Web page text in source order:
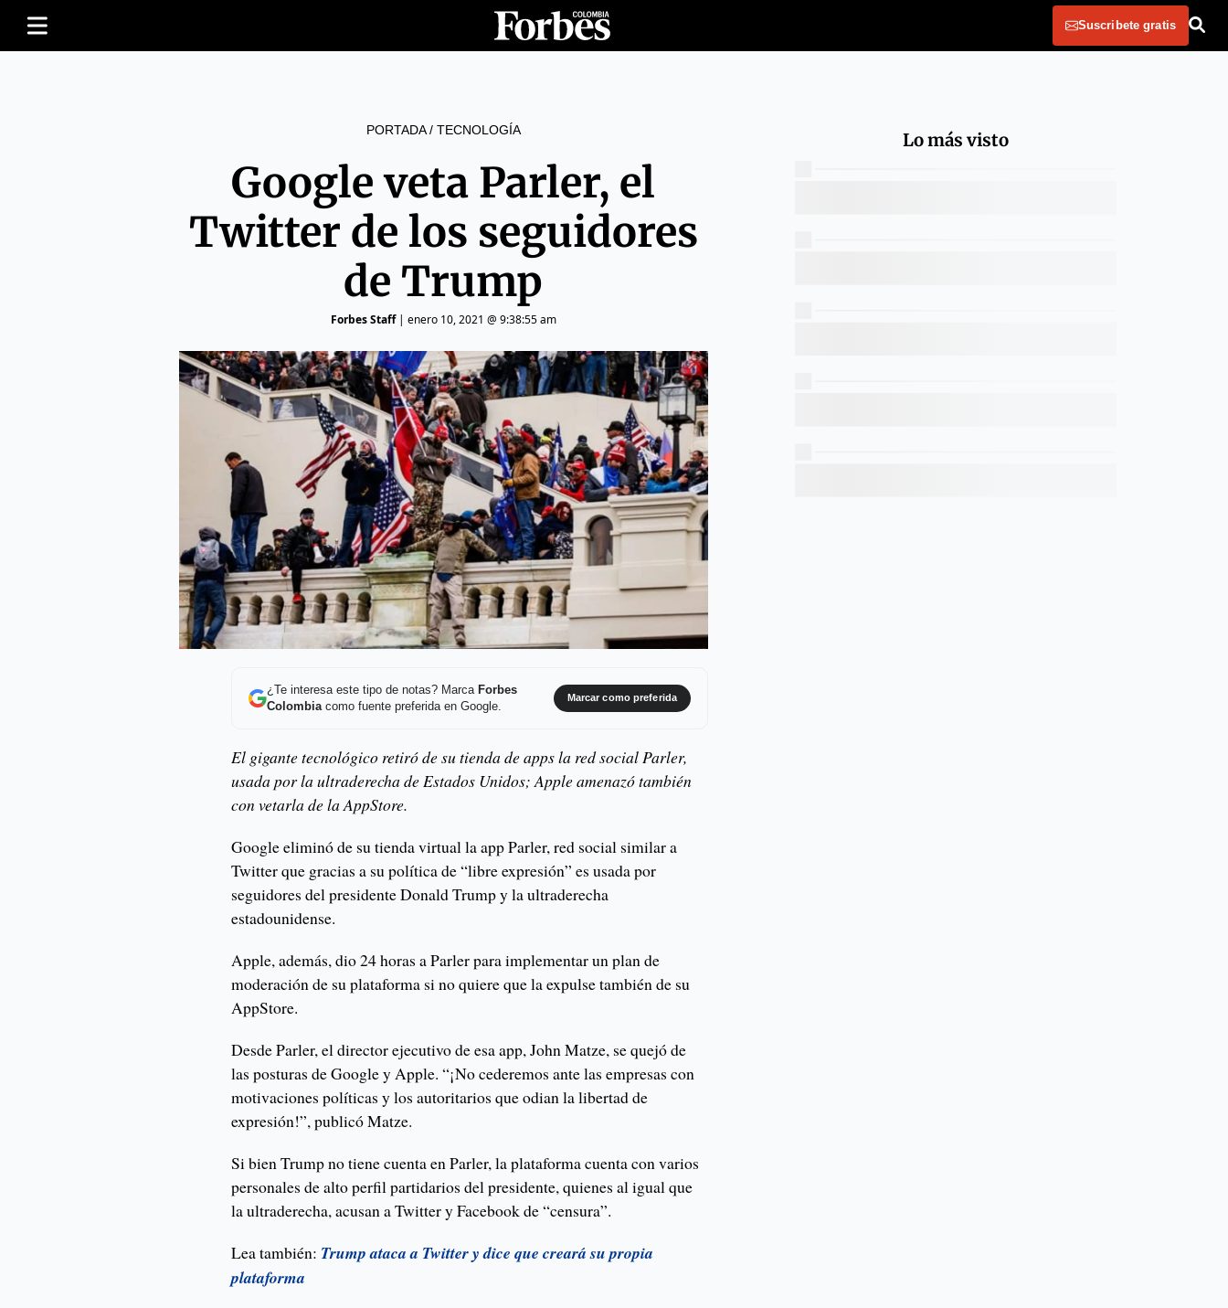
Suscribete gratis
PORTADA/ TECNOLOGÍA
Google veta Parler, el
Twitter de los seguidores
de Trump
Forbes Staff| enero 10, 2021 @ 9:38:55 am
¿Te interesa este tipo de notas? Marca Forbes
Colombiacomo fuente preferida en Google.
Marcar como preferida
El gigante tecnológico retiró de su tienda de apps la red social Parler,
usada por la ultraderecha de Estados Unidos; Apple amenazó también
con vetarla de la AppStore.
Google eliminó de su tienda virtual la app Parler, red social similar a
Twitter que gracias a su política de “libre expresión” es usada por
seguidores del presidente Donald Trump y la ultraderecha
estadounidense.
Apple, además, dio 24 horas a Parler para implementar un plan de
moderación de su plataforma si no quiere que la expulse también de su
AppStore.
Desde Parler, el director ejecutivo de esa app, John Matze, se quejó de
las posturas de Google y Apple. “¡No cederemos ante las empresas con
motivaciones políticas y los autoritarios que odian la libertad de
expresión!”, publicó Matze.
Si bien Trump no tiene cuenta en Parler, la plataforma cuenta con varios
personales de alto perfil partidarios del presidente, quienes al igual que
la ultraderecha, acusan a Twitter y Facebook de “censura”.
Lea también: Trump ataca a Twitter y dice que creará su propia
plataforma
Lo más visto